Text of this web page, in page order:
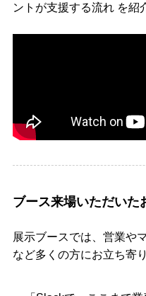
ントが支援する流れ を紹
ブース来場いただいた
展示ブースでは、営業や
など多くの方にお立ち寄